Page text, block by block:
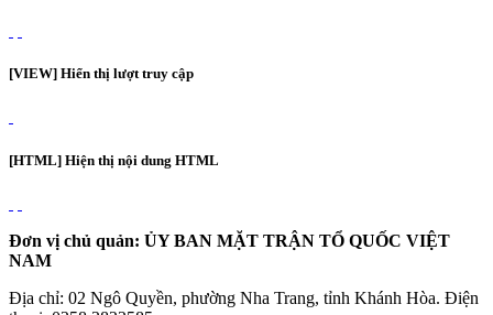
[VIEW] Hiển thị lượt truy cập
[HTML] Hiện thị nội dung HTML
Đơn vị chủ quản: ỦY BAN MẶT TRẬN TỔ QUỐC VIỆT
NAM
Địa chỉ: 02 Ngô Quyền, phường Nha Trang, tỉnh Khánh Hòa. Điện